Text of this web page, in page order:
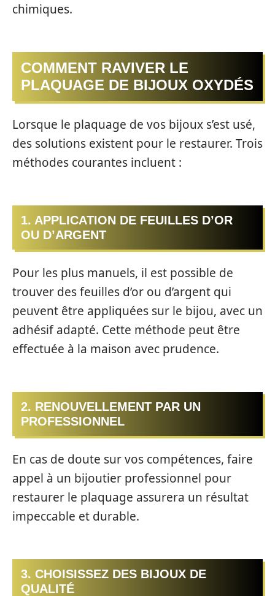
chimiques.
COMMENT RAVIVER LE
PLAQUAGE DE BIJOUX OXYDÉS
Lorsque le plaquage de vos bijoux s’est usé,
des solutions existent pour le restaurer. Trois
méthodes courantes incluent :
1. APPLICATION DE FEUILLES D’OR
OU D’ARGENT
Pour les plus manuels, il est possible de
trouver des feuilles d’or ou d’argent qui
peuvent être appliquées sur le bijou, avec un
adhésif adapté. Cette méthode peut être
effectuée à la maison avec prudence.
2. RENOUVELLEMENT PAR UN
PROFESSIONNEL
En cas de doute sur vos compétences, faire
appel à un bijoutier professionnel pour
restaurer le plaquage assurera un résultat
impeccable et durable.
3. CHOISISSEZ DES BIJOUX DE
QUALITÉ